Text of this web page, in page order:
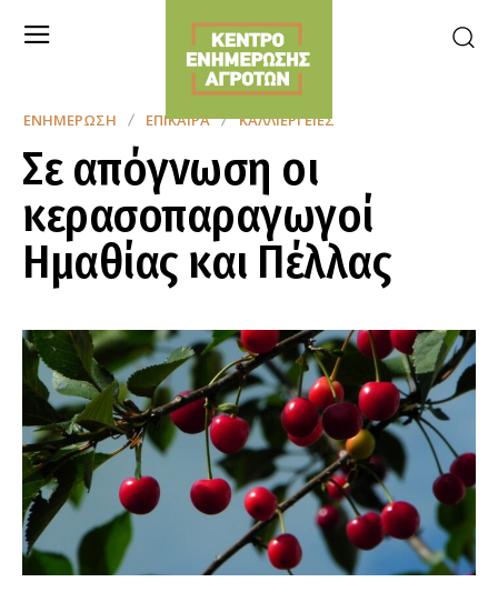
ΕΝΗΜΈΡΩΣΗ ΕΠΊΚΑΙΡΑ ΚΑΛΛΙΈΡΓΕΙΕΣ
Σε απόγνωση οι
κερασοπαραγωγοί
Ημαθίας και Πέλλας